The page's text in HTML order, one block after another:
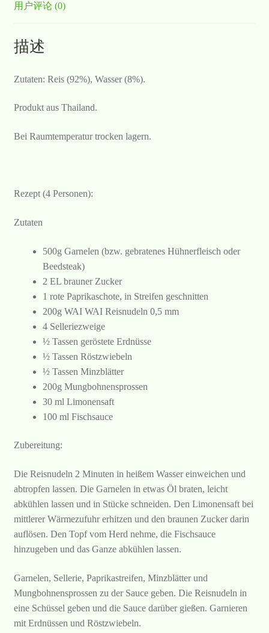
用户评论 (0)
描述
Zutaten: Reis (92%), Wasser (8%).
Produkt aus Thailand.
Bei Raumtemperatur trocken lagern.
Rezept (4 Personen):
Zutaten
500g Garnelen (bzw. gebratenes Hühnerfleisch oder
Beedsteak)
2 EL brauner Zucker
1 rote Paprikaschote, in Streifen geschnitten
200g WAI WAI Reisnudeln 0,5 mm
4 Selleriezweige
½ Tassen geröstete Erdnüsse
½ Tassen Röstzwiebeln
½ Tassen Minzblätter
200g Mungbohnensprossen
30 ml Limonensaft
100 ml Fischsauce
Zubereitung:
Die Reisnudeln 2 Minuten in heißem Wasser einweichen und
abtropfen lassen. Die Garnelen in etwas Öl braten, leicht
abkühlen lassen und in Stücke schneiden. Den Limonensaft bei
mittlerer Wärmezufuhr erhitzen und den braunen Zucker darin
auflösen. Den Topf vom Herd nehme, die Fischsauce
hinzugeben und das Ganze abkühlen lassen.
Garnelen, Sellerie, Paprikastreifen, Minzblätter und
Mungbohnensprossen zu der Sauce geben. Die Reisnudeln in
eine Schüssel geben und die Sauce darüber gießen. Garnieren
mit Erdnüssen und Röstzwiebeln.